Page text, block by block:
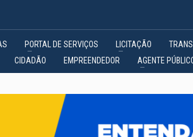
PORTAL DE SERVIÇOS LICITAÇÃO
CIDADÃO EMPREENDEDOR AGENTE